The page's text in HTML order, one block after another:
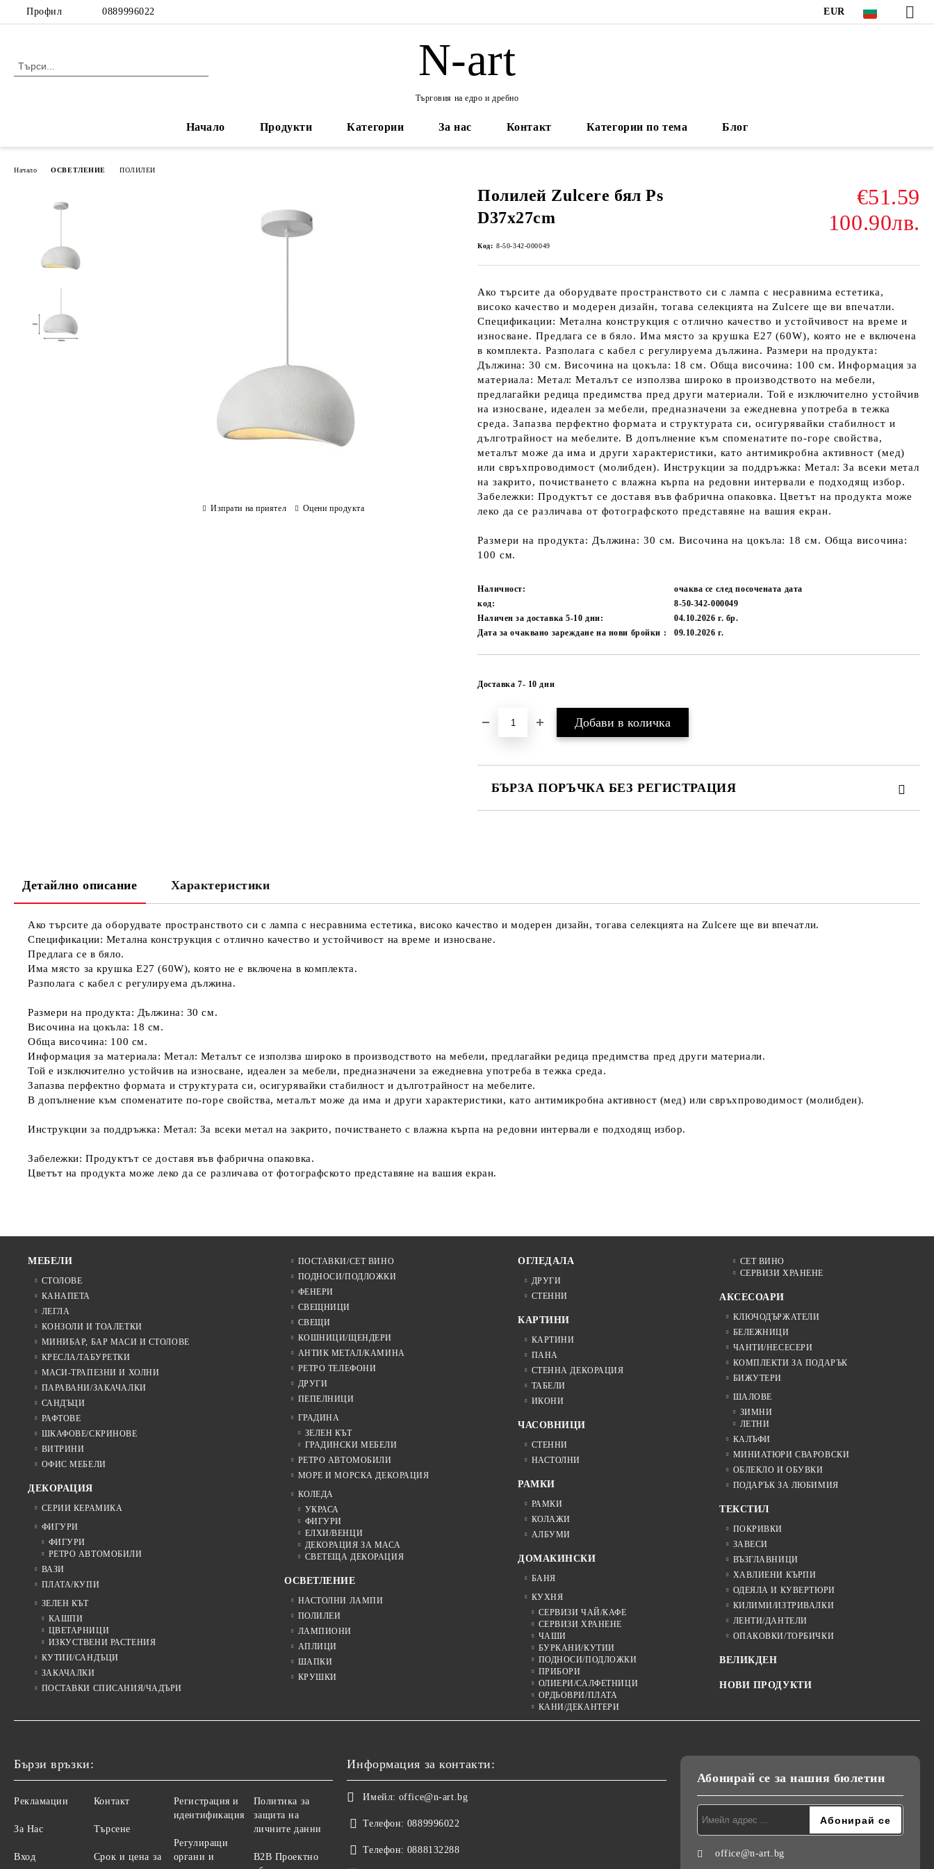
Профил 0889996022 EUR
N-art
Търговия на едро и дребно
Начало Продукти Категории За нас Контакт Категории по тема Блог
Начало ОСВЕТЛЕНИЕ ПОЛИЛЕИ
Полилей Zulcere бял Ps
D37x27cm
€51.59
100.90лв.
Код: 8-50-342-000049
Ако търсите да оборудвате пространството си с лампа с несравнима естетика,
високо качество и модерен дизайн, тогава селекцията на Zulcere ще ви впечатли.
Спецификации: Метална конструкция с отлично качество и устойчивост на време и
износване. Предлага се в бяло. Има място за крушка E27 (60W), която не е включена
в комплекта. Разполага с кабел с регулируема дължина. Размери на продукта:
Дължина: 30 см. Височина на цокъла: 18 см. Обща височина: 100 см. Информация за
материала: Метал: Металът се използва широко в производството на мебели,
предлагайки редица предимства пред други материали. Той е изключително устойчив
на износване, идеален за мебели, предназначени за ежедневна употреба в тежка
среда. Запазва перфектно формата и структурата си, осигурявайки стабилност и
дълготрайност на мебелите. В допълнение към споменатите по-горе свойства,
металът може да има и други характеристики, като антимикробна активност (мед)
или свръхпроводимост (молибден). Инструкции за поддръжка: Метал: За всеки метал
на закрито, почистването с влажна кърпа на редовни интервали е подходящ избор.
Забележки: Продуктът се доставя във фабрична опаковка. Цветът на продукта може
леко да се различава от фотографското представяне на вашия екран.
Размери на продукта: Дължина: 30 см. Височина на цокъла: 18 см. Обща височина:
100 см.
Наличност:
очаква се след посочената дата
код:
8-50-342-000049
Наличен за доставка 5-10 дни:
04.10.2026 г. бр.
Дата за очаквано зареждане на нови бройки :
09.10.2026 г.
Доставка 7- 10 дни
БЪРЗА ПОРЪЧКА БЕЗ РЕГИСТРАЦИЯ
Изпрати на приятел Оцени продукта
Детайлно описание Характеристики
Ако търсите да оборудвате пространството си с лампа с несравнима естетика, високо качество и модерен дизайн, тогава селекцията на Zulcere ще ви впечатли.
Спецификации: Метална конструкция с отлично качество и устойчивост на време и износване.
Предлага се в бяло.
Има място за крушка E27 (60W), която не е включена в комплекта.
Разполага с кабел с регулируема дължина.
Размери на продукта: Дължина: 30 см.
Височина на цокъла: 18 см.
Обща височина: 100 см.
Информация за материала: Метал: Металът се използва широко в производството на мебели, предлагайки редица предимства пред други материали.
Той е изключително устойчив на износване, идеален за мебели, предназначени за ежедневна употреба в тежка среда.
Запазва перфектно формата и структурата си, осигурявайки стабилност и дълготрайност на мебелите.
В допълнение към споменатите по-горе свойства, металът може да има и други характеристики, като антимикробна активност (мед) или свръхпроводимост (молибден).
Инструкции за поддръжка: Метал: За всеки метал на закрито, почистването с влажна кърпа на редовни интервали е подходящ избор.
Забележки: Продуктът се доставя във фабрична опаковка.
Цветът на продукта може леко да се различава от фотографското представяне на вашия екран.
МЕБЕЛИ
СТОЛОВЕ
КАНАПЕТА
ЛЕГЛА
КОНЗОЛИ И ТОАЛЕТКИ
МИНИБАР, БАР МАСИ И СТОЛОВЕ
КРЕСЛА/ТАБУРЕТКИ
МАСИ-ТРАПЕЗНИ И ХОЛНИ
ПАРАВАНИ/ЗАКАЧАЛКИ
САНДЪЦИ
РАФТОВЕ
ШКАФОВЕ/СКРИНОВЕ
ВИТРИНИ
ОФИС МЕБЕЛИ
ДЕКОРАЦИЯ
СЕРИИ КЕРАМИКА
ФИГУРИ
ФИГУРИ
РЕТРО АВТОМОБИЛИ
ВАЗИ
ПЛАТА/КУПИ
ЗЕЛЕН КЪТ
КАШПИ
ЦВЕТАРНИЦИ
ИЗКУСТВЕНИ РАСТЕНИЯ
КУТИИ/САНДЪЦИ
ЗАКАЧАЛКИ
ПОСТАВКИ СПИСАНИЯ/ЧАДЪРИ
ПОСТАВКИ/СЕТ ВИНО
ПОДНОСИ/ПОДЛОЖКИ
ФЕНЕРИ
СВЕЩНИЦИ
СВЕЩИ
КОШНИЦИ/ЩЕНДЕРИ
АНТИК МЕТАЛ/КАМИНА
РЕТРО ТЕЛЕФОНИ
ДРУГИ
ПЕПЕЛНИЦИ
ГРАДИНА
ЗЕЛЕН КЪТ
ГРАДИНСКИ МЕБЕЛИ
РЕТРО АВТОМОБИЛИ
МОРЕ И МОРСКА ДЕКОРАЦИЯ
КОЛЕДА
УКРАСА
ФИГУРИ
ЕЛХИ/ВЕНЦИ
ДЕКОРАЦИЯ ЗА МАСА
СВЕТЕЩА ДЕКОРАЦИЯ
ОСВЕТЛЕНИЕ
НАСТОЛНИ ЛАМПИ
ПОЛИЛЕИ
ЛАМПИОНИ
АПЛИЦИ
ШАПКИ
КРУШКИ
ОГЛЕДАЛА
ДРУГИ
СТЕННИ
КАРТИНИ
КАРТИНИ
ПАНА
СТЕННА ДЕКОРАЦИЯ
ТАБЕЛИ
ИКОНИ
ЧАСОВНИЦИ
СТЕННИ
НАСТОЛНИ
РАМКИ
РАМКИ
КОЛАЖИ
АЛБУМИ
ДОМАКИНСКИ
БАНЯ
КУХНЯ
СЕРВИЗИ ЧАЙ/КАФЕ
СЕРВИЗИ ХРАНЕНЕ
ЧАШИ
БУРКАНИ/КУТИИ
ПОДНОСИ/ПОДЛОЖКИ
ПРИБОРИ
ОЛИЕРИ/САЛФЕТНИЦИ
ОРДЬОВРИ/ПЛАТА
КАНИ/ДЕКАНТЕРИ
СЕТ ВИНО
СЕРВИЗИ ХРАНЕНЕ
АКСЕСОАРИ
КЛЮЧОДЪРЖАТЕЛИ
БЕЛЕЖНИЦИ
ЧАНТИ/НЕСЕСЕРИ
КОМПЛЕКТИ ЗА ПОДАРЪК
БИЖУТЕРИ
ШАЛОВЕ
ЗИМНИ
ЛЕТНИ
КАЛЪФИ
МИНИАТЮРИ СВАРОВСКИ
ОБЛЕКЛО И ОБУВКИ
ПОДАРЪК ЗА ЛЮБИМИЯ
ТЕКСТИЛ
ПОКРИВКИ
ЗАВЕСИ
ВЪЗГЛАВНИЦИ
ХАВЛИЕНИ КЪРПИ
ОДЕЯЛА И КУВЕРТЮРИ
КИЛИМИ/ИЗТРИВАЛКИ
ЛЕНТИ/ДАНТЕЛИ
ОПАКОВКИ/ТОРБИЧКИ
ВЕЛИКДЕН
НОВИ ПРОДУКТИ
Бързи връзки:
Рекламации
За Нас
Вход
Контакт
Търсене
Срок и цена за
Регистрация и
идентификация
Регулиращи
органи и
Политика за
защита на
личните данни
B2B Проектно
Информация за контакти:
Имейл: office@n-art.bg
Телефон: 0889996022
Телефон: 0888132288
Абонирай се за нашия бюлетин
office@n-art.bg